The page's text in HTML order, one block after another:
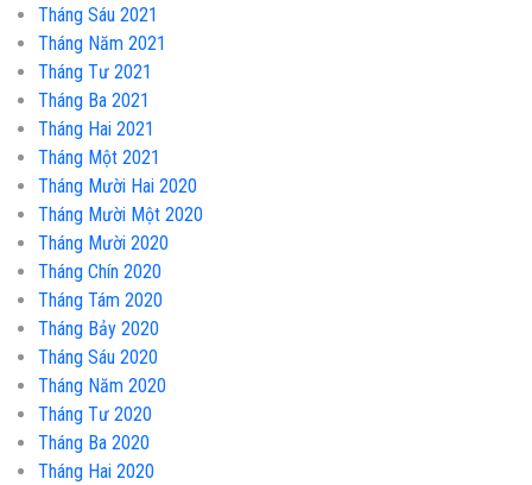
Tháng Sáu 2021
Tháng Năm 2021
Tháng Tư 2021
Tháng Ba 2021
Tháng Hai 2021
Tháng Một 2021
Tháng Mười Hai 2020
Tháng Mười Một 2020
Tháng Mười 2020
Tháng Chín 2020
Tháng Tám 2020
Tháng Bảy 2020
Tháng Sáu 2020
Tháng Năm 2020
Tháng Tư 2020
Tháng Ba 2020
Tháng Hai 2020